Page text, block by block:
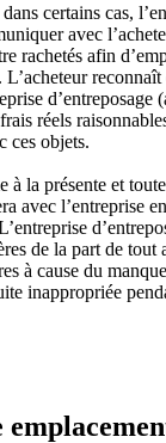
certains cas,
avec
rachetés afin
d’entreposage
réels
ces objets.
à la présente et
avec l’entreprise
de la part de tout
à cause du
inappropriée